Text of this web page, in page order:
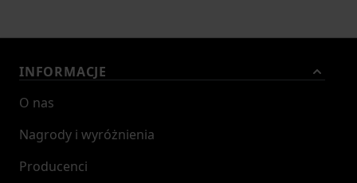
INFORMACJE
O nas
Nagrody i wyróżnienia
Producenci